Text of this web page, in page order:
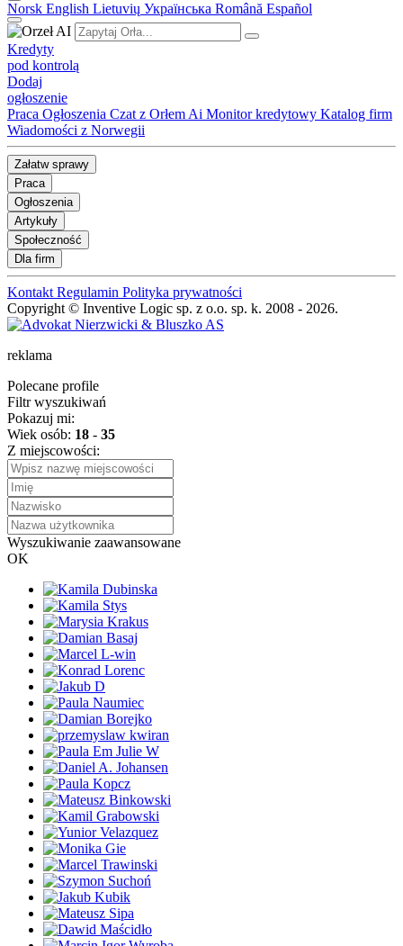
Norsk English Lietuvių Українська Română Español
Kredyty
pod kontrolą
Dodaj
ogłoszenie
Praca Ogłoszenia Czat z Orłem Ai Monitor kredytowy Katalog firm
Wiadomości z Norwegii
Załatw sprawy
Praca
Ogłoszenia
Artykuły
Społeczność
Dla firm
Kontakt Regulamin Polityka prywatności
Copyright © Inventive Logic sp. z o.o. sp. k. 2008 - 2026.
reklama
Polecane profile
Filtr wyszukiwań
Pokazuj mi:
Wiek osób: 18 - 35
Z miejscowości:
Wyszukiwanie zaawansowane
OK